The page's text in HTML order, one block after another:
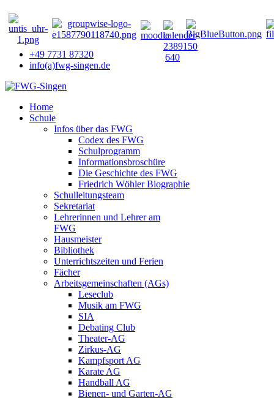
+49 7731 87320
info(a)fwg-singen.de
Home
Schule
Infos über das FWG
Codex des FWG
Schulprogramm
Informationsbroschüre
Die Geschichte des FWG
Friedrich Wöhler Biographie
Schulleitungsteam
Sekretariat
Lehrerinnen und Lehrer am
FWG
Hausmeister
Bibliothek
Unterrichtszeiten und Ferien
Fächer
Arbeitsgemeinschaften (AGs)
Leseclub
Musik am FWG
SIA
Debating Club
Theater-AG
Zirkus-AG
Kampfsport AG
Karate AG
Handball AG
Bienen- und Garten-AG